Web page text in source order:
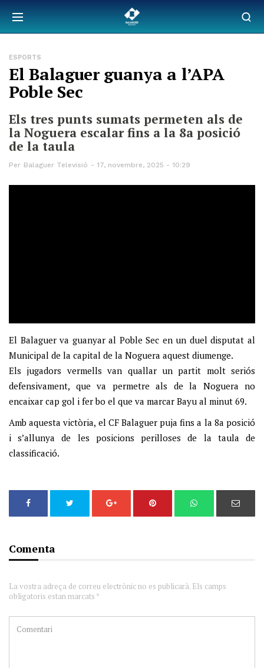
ESPORTS
El Balaguer guanya a l’APA
Poble Sec
Els tres punts sumats permeten als de
la Noguera escalar fins a la 8a posició
de la taula
Per Balaguer Televisió 17, novembre, 2025 - 10:29
El Balaguer va guanyar al Poble Sec en un duel disputat al
Municipal de la capital de la Noguera aquest diumenge.
Els jugadors vermells van quallar un partit molt seriós
defensivament, que va permetre als de la Noguera no
encaixar cap gol i fer bo el que va marcar Bayu al minut 69.
Amb aquesta victòria, el CF Balaguer puja fins a la 8a posició
i s’allunya de les posicions perilloses de la taula de
classificació.
Comenta
La vostra adreça de correu electrònic no es publicarà. Els camps
obligatoris estan marcats *